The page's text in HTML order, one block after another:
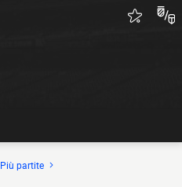
Più partite